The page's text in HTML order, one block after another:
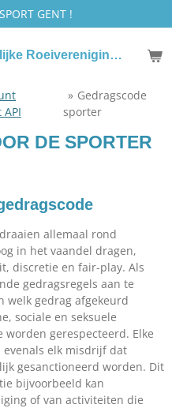
KRSG - Koninklijke Roeivereniging Sport Gent
GENT !
» Gedragscode
sporter
DE SPORTER
allemaal rond
in het vaandel dragen,
discretie en fair-play. Als
gedragsregels aan te
welk gedrag afgekeurd
sociale en seksuele
gerespecteerd. Elke
evenals elk misdrijf dat
gesanctioneerd worden. Dit
bijvoorbeeld kan
of van activiteiten die